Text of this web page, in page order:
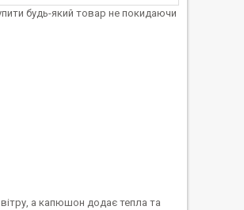
будь-який товар не покидаючи
а капюшон додає тепла та